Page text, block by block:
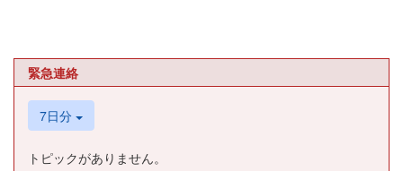
緊急連絡
7日分
トピックがありません。